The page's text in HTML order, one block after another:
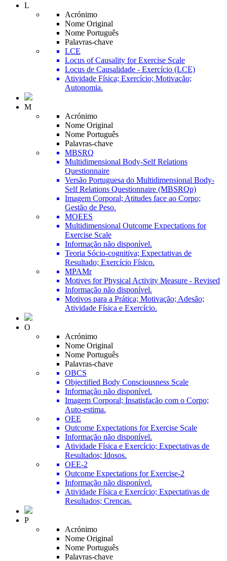
L
Acrónimo
Nome Original
Nome Português
Palavras-chave
LCE
Locus of Causality for Exercise Scale
Locus de Causalidade - Exercício (LCE)
Atividade Física; Exercício; Motivação;
Autonomia.
M
Acrónimo
Nome Original
Nome Português
Palavras-chave
MBSRQ
Multidimensional Body-Self Relations
Questionnaire
Versão Portuguesa do Multidimensional Body-
Self Relations Questionnaire (MBSRQp)
Imagem Corporal; Atitudes face ao Corpo;
Gestão de Peso.
MOEES
Multidimensional Outcome Expectations for
Exercise Scale
Informação não disponível.
Teoria Sócio-cognitiva; Expectativas de
Resultado; Exercício Físico.
MPAMr
Motives for Physical Activity Measure - Revised
Informação não disponível.
Motivos para a Prática; Motivação; Adesão;
Atividade Física e Exercício.
O
Acrónimo
Nome Original
Nome Português
Palavras-chave
OBCS
Objectified Body Consciousness Scale
Informação não disponível.
Imagem Corporal; Insatisfação com o Corpo;
Auto-estima.
OEE
Outcome Expectations for Exercise Scale
Informação não disponível.
Atividade Física e Exercício; Expectativas de
Resultados; Idosos.
OEE-2
Outcome Expectations for Exercise-2
Informação não disponível.
Atividade Física e Exercício; Expectativas de
Resultados; Crenças.
P
Acrónimo
Nome Original
Nome Português
Palavras-chave